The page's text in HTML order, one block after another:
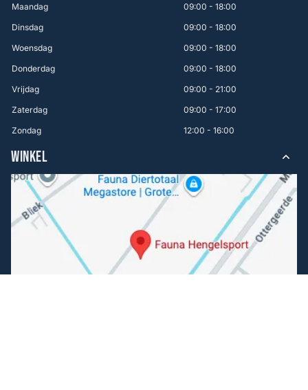
Maandag
09:00 - 18:00
Dinsdag
09:00 - 18:00
Woensdag
09:00 - 18:00
Donderdag
09:00 - 18:00
Vrijdag
09:00 - 21:00
Zaterdag
09:00 - 17:00
Zondag
12:00 - 16:00
WINKEL